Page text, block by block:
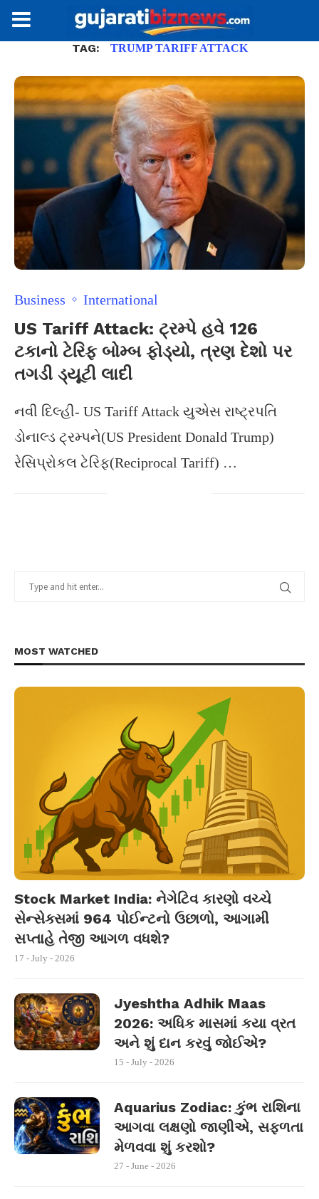
TAG: TRUMP TARIFF ATTACK
Business International
US Tariff Attack: ટ્રમ્પે હવે 126
ટકાનો ટેરિફ બોમ્બ ફોડ્યો, ત્રણ દેશો પર
તગડી ડ્યૂટી લાદી
નવી દિલ્હી- US Tariff Attack યુએસ રાષ્ટ્રપતિ
ડોનાલ્ડ ટ્રમ્પને(US President Donald Trump)
રેસિપ્રોકલ ટેરિફ(Reciprocal Tariff) …
MOST WATCHED
Stock Market India: નેગેટિવ કારણો વચ્ચે
સેન્સેક્સમાં 964 પોઈન્ટનો ઉછાળો, આગામી
સપ્તાહે તેજી આગળ વધશે?
17 - July - 2026
Jyeshtha Adhik Maas
2026: અધિક માસમાં કયા વ્રત
અને શું દાન કરવું જોઈએ?
15 - July - 2026
Aquarius Zodiac: કુંભ રાશિના
આગવા લક્ષણો જાણીએ, સફળતા
મેળવવા શું કરશો?
27 - June - 2026